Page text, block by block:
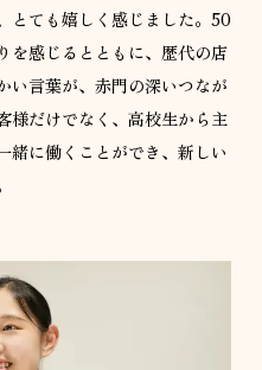
とても嬉しく感じました。50
を感じるとともに、歴代の店
い言葉が、赤門の深いつなが
様だけでなく、高校生から主
緒に働くことができ、新しい